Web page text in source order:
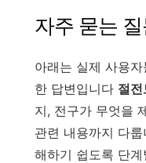
자주 묻는 질
아래는 실제 사용
한 답변입니다 절
지, 전구가 무엇을
관련 내용까지 다
해하기 쉽도록 단